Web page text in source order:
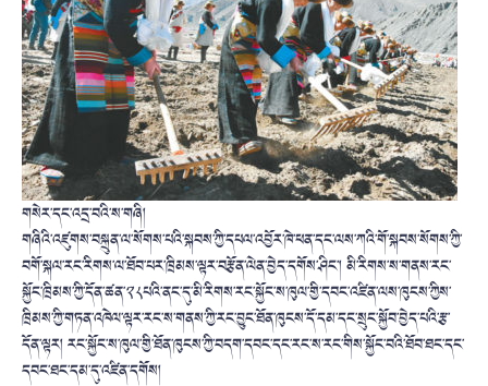
གསེར་དང་འདྲ་བའི་ས་གཞི།
གཞིའི་འཛུགས་བསྐྲུན་ལ་སོགས་པའི་སྐབས་ཀྱི་དཔལ་འབྱོར་ཁེ་ཕན་དང་ལས་ཀའི་གོ་སྐབས་སོགས་ཀྱི་
བགོ་སྐལ་རང་རིགས་ལ་ཐོབ་པར་ཁྲིམས་ལྟར་བརྩོན་ལེན་བྱེད་དགོས་ཤིང་། མི་རིགས་ས་གནས་རང་
སྐྱོང་ཁྲིམས་ཀྱི་དོན་ཚན་༢༨པའི་ནང་དུ་མི་རིགས་རང་སྐྱོང་ས་ཁུལ་གྱི་དབང་འཛིན་ལས་ཁུངས་ཀྱིས་
ཁྲིམས་ཀྱི་གཏན་འཁེལ་ལྟར་རང་ས་གནས་ཀྱི་རང་བྱུང་ཐོན་ཁུངས་དོ་དམ་དང་སྲུང་སྐྱོབ་བྱེད་པའི་རྩ་
དོན་ལྟར། རང་སྐྱོང་ས་ཁུལ་གྱི་ཐོན་ཁུངས་ཀྱི་བདག་དབང་དང་རང་ས་རང་གིས་སྐྱོང་བའི་ཐོབ་ཐང་དང་
དབང་ཐང་དམ་དུ་འཛིན་དགོས།